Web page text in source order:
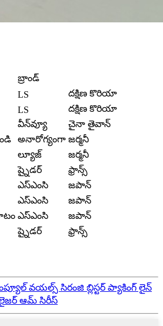
బ్రాండ్
LS
దక్షిణ కొరియా
LS
దక్షిణ కొరియా
వీన్‌వ్యూ
చైనా తైవాన్
అనారోగ్యంగా జర్మనీ
ల్యూజ్
జర్మనీ
ష్నైడర్
ఫ్రాన్స్
ఎస్ఎంసి
జపాన్
ఎస్ఎంసి
జపాన్
ఎస్ఎంసి
జపాన్
ష్నైడర్ ఫ్రాన్స్
వయల్స్ సిరంజి బ్లిస్టర్ ప్యాకింగ్ లైన్
ఆమ్ సిరీస్